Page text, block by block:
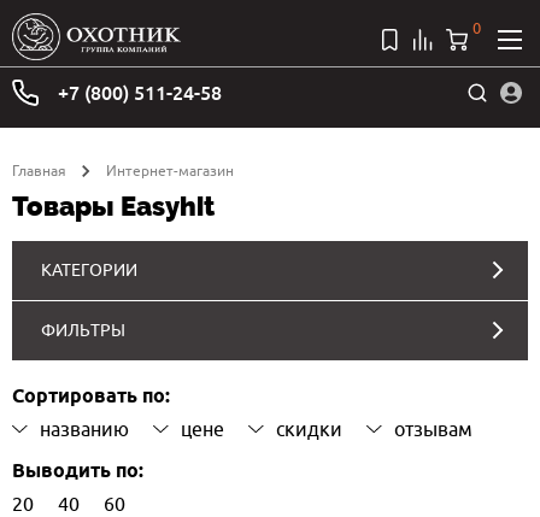
+7 (800) 511-24-58
0
Главная Интернет-магазин
Товары Easyhit
КАТЕГОРИИ
ФИЛЬТРЫ
Сортировать по:
названию цене скидки отзывам
Выводить по:
20 40 60